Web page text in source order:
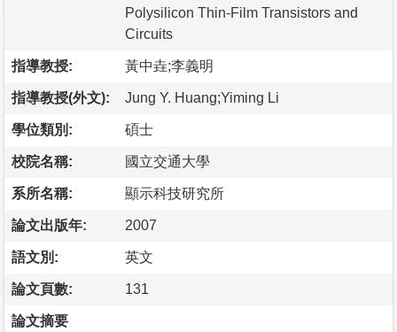
Polysilicon Thin-Film Transistors and
Circuits
指導教授: 黃中垚;李義明
指導教授(外文): Jung Y. Huang;Yiming Li
學位類別: 碩士
校院名稱: 國立交通大學
系所名稱: 顯示科技研究所
論文出版年: 2007
語文別: 英文
論文頁數: 131
論文摘要